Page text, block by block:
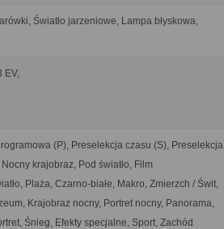
Światło jarzeniowe, Lampa błyskowa,
EV,
(P), Preselekcja czasu (S), Preselekcja
krajobraz, Pod światło, Film
Plaża, Czarno-białe, Makro, Zmierzch / Świt,
Krajobraz nocny, Portret nocny, Panorama,
Śnieg, Efekty specjalne, Sport, Zachód